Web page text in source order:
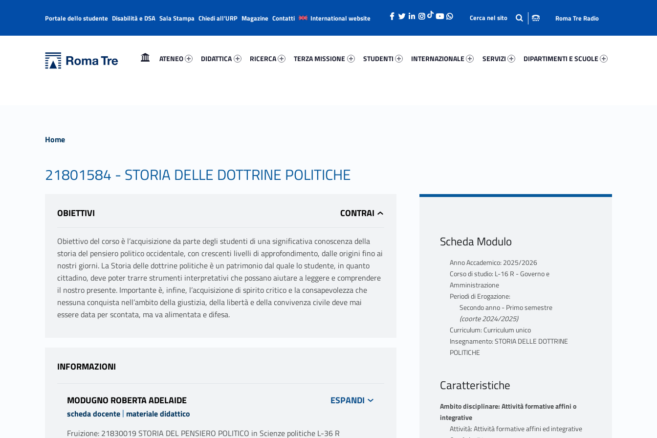
Università Roma Tre
ATENEO
DIDATTICA
RICERCA
TERZA MISSIONE
STUDENTI
INTERNAZIONALE
SERVIZI
DIPARTIMENTI E SCUOLE
Header info sidebar
Portale dello studente Disabilità e DSA Sala Stampa Chiedi all’URP Magazine Contatti International website Roma Tre Radio
Home
21801584 - STORIA DELLE DOTTRINE POLITICHE
OBIETTIVI
Obiettivo del corso è l’acquisizione da parte degli studenti di una significativa conoscenza della
storia del pensiero politico occidentale, con crescenti livelli di approfondimento, dalle origini fino ai
nostri giorni. La Storia delle dottrine politiche è un patrimonio dal quale lo studente, in quanto
cittadino, deve poter trarre strumenti interpretativi che possano aiutare a leggere e comprendere
il nostro presente. Importante è, infine, l’acquisizione di spirito critico e la consapevolezza che
nessuna conquista nell’ambito della giustizia, della libertà e della convivenza civile deve mai
essere data per scontata, ma va alimentata e difesa.
INFORMAZIONI
MODUGNO ROBERTA ADELAIDE
scheda docente | materiale didattico
Fruizione: 21830019 STORIA DEL PENSIERO POLITICO in Scienze politiche L-36 R
Scheda Modulo
Anno Accademico: 2025/2026
Corso di studio: L-16 R - Governo e
Amministrazione
Periodi di Erogazione:
Secondo anno - Primo semestre
(coorte 2024/2025)
Curriculum: Curriculum unico
Insegnamento: STORIA DELLE DOTTRINE
POLITICHE
Caratteristiche
Ambito disciplinare: Attività formative affini o
integrative
Attività: Attività formative affini ed integrative